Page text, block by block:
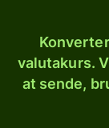
valutakurs.
at sende,